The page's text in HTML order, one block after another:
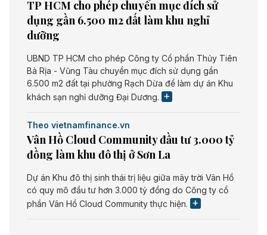
TP HCM cho phép chuyển mục đích sử
dụng gần 6.500 m2 đất làm khu nghỉ
dưỡng
UBND TP HCM cho phép Công ty Cổ phần Thủy Tiên
Bà Rịa - Vũng Tàu chuyển mục đích sử dụng gần
6.500 m2 đất tại phường Rạch Dừa để làm dự án Khu
khách sạn nghỉ dưỡng Đại Dương.
Theo vietnamfinance.vn
Vân Hồ Cloud Community đầu tư 3.000 tỷ
đồng làm khu đô thị ở Sơn La
Dự án Khu đô thị sinh thái trị liệu giữa mây trời Vân Hồ
có quy mô đầu tư hơn 3.000 tỷ đồng do Công ty cổ
phần Vân Hồ Cloud Community thực hiện.